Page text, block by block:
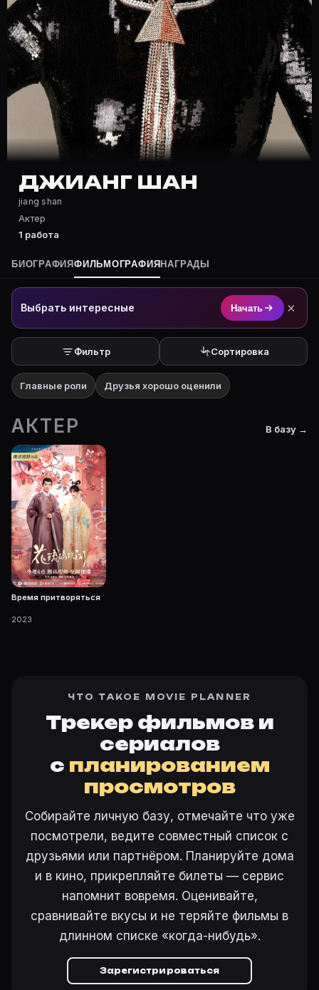
Частые вопросы о Джианг Шан
Где снималась Джианг Шан?
Фильмография Джианг Шан — на Movie Planner:
Какие фильмы снимал(а) Джианг Шан?
Полный список — на Movie Planner: https://movie-
Кто такой(ая) Джианг Шан?
Джианг Шан — Актриса. Биография и роли на
Где открыть фильмографию Джианг Шан?
На Movie Planner: https://movie-planner.ru/s/
ДЖИАНГ ШАН
jiang shan
Актер
1 работа
БИОГРАФИЯФИЛЬМОГРАФИЯ НАГРАДЫ
Выбрать интересные Начать ×
Фильтр Сортировка
Главные роли Друзья хорошо оценили
АКТЕР В базу →
Время притворяться
2023
ЧТО ТАКОЕ MOVIE PLANNER
Трекер фильмов и
сериалов
с планированием
просмотров
Собирайте личную базу, отмечайте что уже
посмотрели, ведите совместный список с
друзьями или партнёром. Планируйте дома
и в кино, прикрепляйте билеты — сервис
напомнит вовремя. Оценивайте,
сравнивайте вкусы и не теряйте фильмы в
длинном списке «когда-нибудь».
Зарегистрироваться